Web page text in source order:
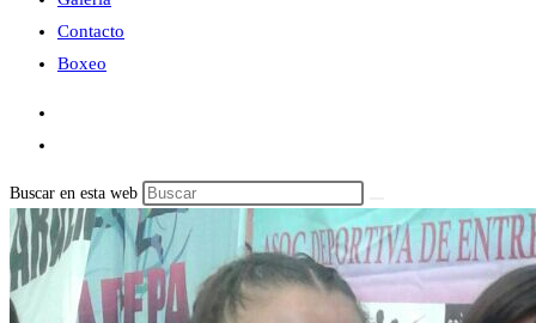
Contacto
Boxeo
Buscar en esta web